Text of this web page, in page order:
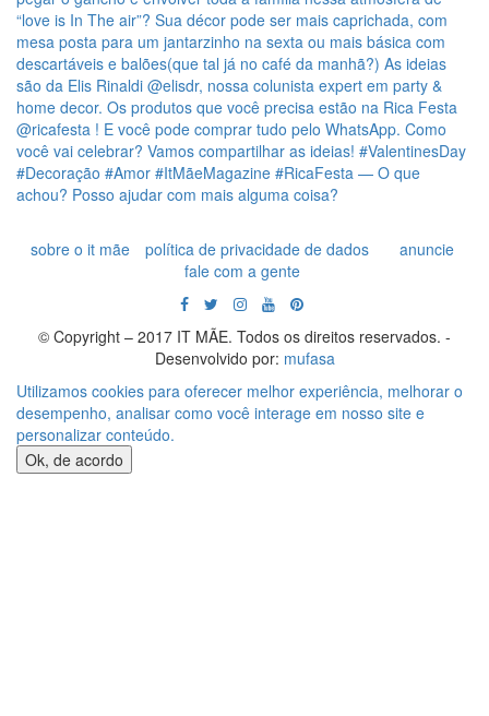
sobre o it mãe política de privacidade de dados
anuncie
fale com a gente
© Copyright – 2017 IT MÃE. Todos os direitos reservados. -
Desenvolvido por: mufasa
Utilizamos cookies para oferecer melhor experiência, melhorar o
desempenho, analisar como você interage em nosso site e
personalizar conteúdo.
Ok, de acordo